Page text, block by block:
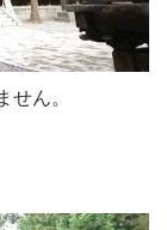
せん。